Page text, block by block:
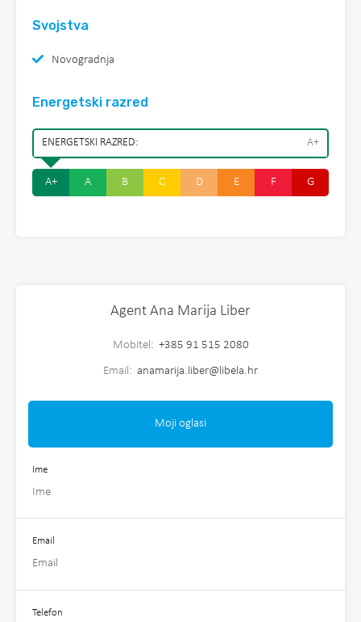
Svojstva
Novogradnja
Energetski razred
ENERGETSKI RAZRED: A+
A+ A B C D E F G
Agent Ana Marija Liber
Mobitel: +385 91 515 2080
Email: anamarija.liber@libela.hr
Moji oglasi
Ime
Email
Telefon